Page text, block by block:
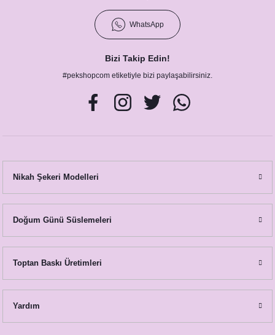
WhatsApp
Bizi Takip Edin!
#pekshopcom etiketiyle bizi paylaşabilirsiniz.
Nikah Şekeri Modelleri
Doğum Günü Süslemeleri
Toptan Baskı Üretimleri
Yardım